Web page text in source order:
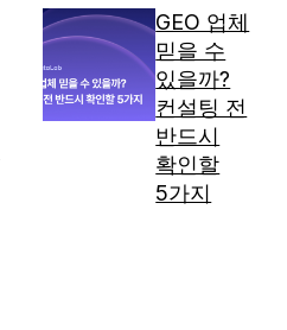
GEO 업체
믿을 수
있을까?
컨설팅 전
반드시
확인할
5가지